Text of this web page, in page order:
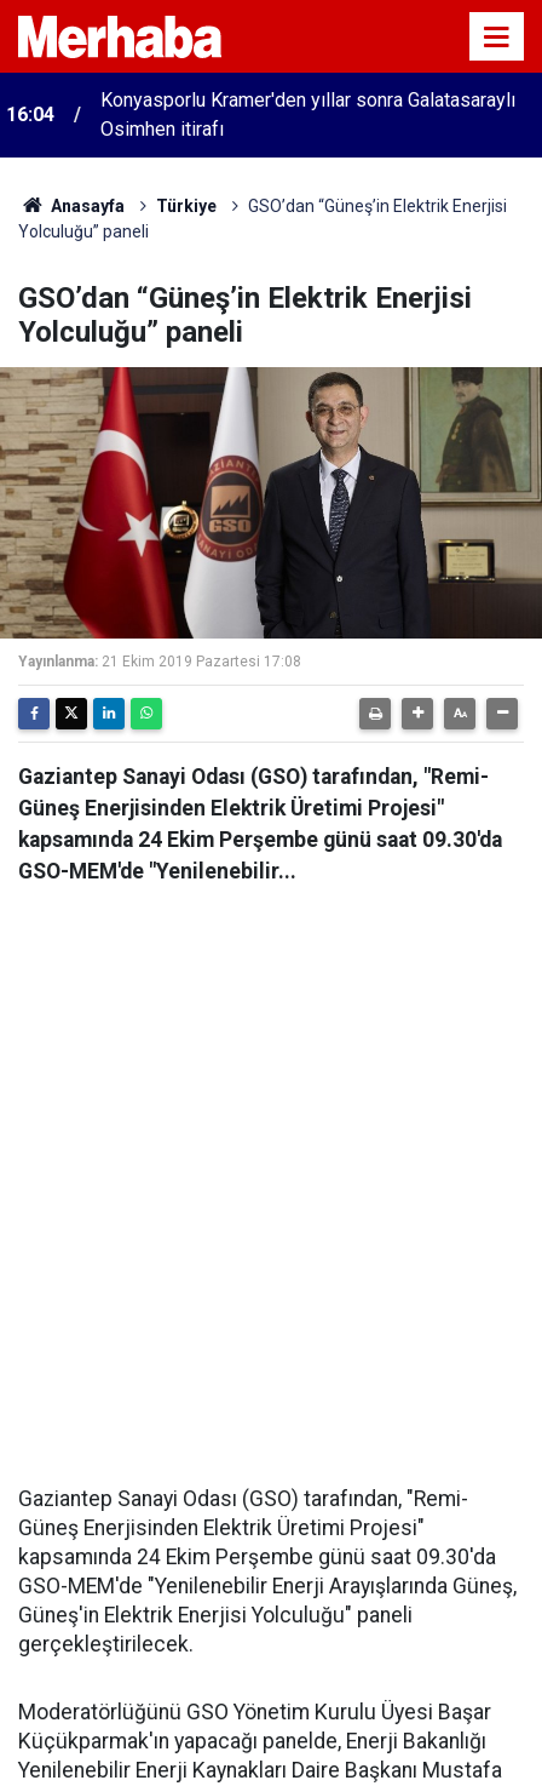
16:04
Konyasporlu Kramer'den yıllar sonra Galatasaraylı
Osimhen itirafı
Anasayfa Türkiye
GSO’dan “Güneş’in Elektrik Enerjisi
Yolculuğu” paneli
GSO’dan “Güneş’in Elektrik Enerjisi
Yolculuğu” paneli
Yayınlanma: 21 Ekim 2019 Pazartesi 17:08
Gaziantep Sanayi Odası (GSO) tarafından, "Remi-
Güneş Enerjisinden Elektrik Üretimi Projesi"
kapsamında 24 Ekim Perşembe günü saat 09.30'da
GSO-MEM'de "Yenilenebilir...
Gaziantep Sanayi Odası (GSO) tarafından, "Remi-
Güneş Enerjisinden Elektrik Üretimi Projesi"
kapsamında 24 Ekim Perşembe günü saat 09.30'da
GSO-MEM'de "Yenilenebilir Enerji Arayışlarında Güneş,
Güneş'in Elektrik Enerjisi Yolculuğu" paneli
gerçekleştirilecek.
Moderatörlüğünü GSO Yönetim Kurulu Üyesi Başar
Küçükparmak'ın yapacağı panelde, Enerji Bakanlığı
Yenilenebilir Enerji Kaynakları Daire Başkanı Mustafa